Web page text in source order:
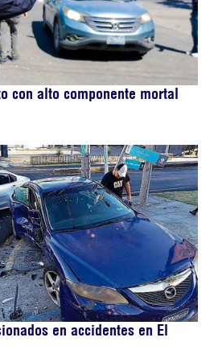
con alto componente mortal
en accidentes en El